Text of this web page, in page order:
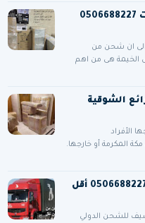
شركة نقل عفش من جدة الى الامارات 0506688227
الى ان شحن من
الخيمة هى من اهم
الشوقية
الأفراد
المكرمة أو خارجها.
شركة نقل عفش من جدة الى الاردن 0506688227 أقل
للشحن الدولي